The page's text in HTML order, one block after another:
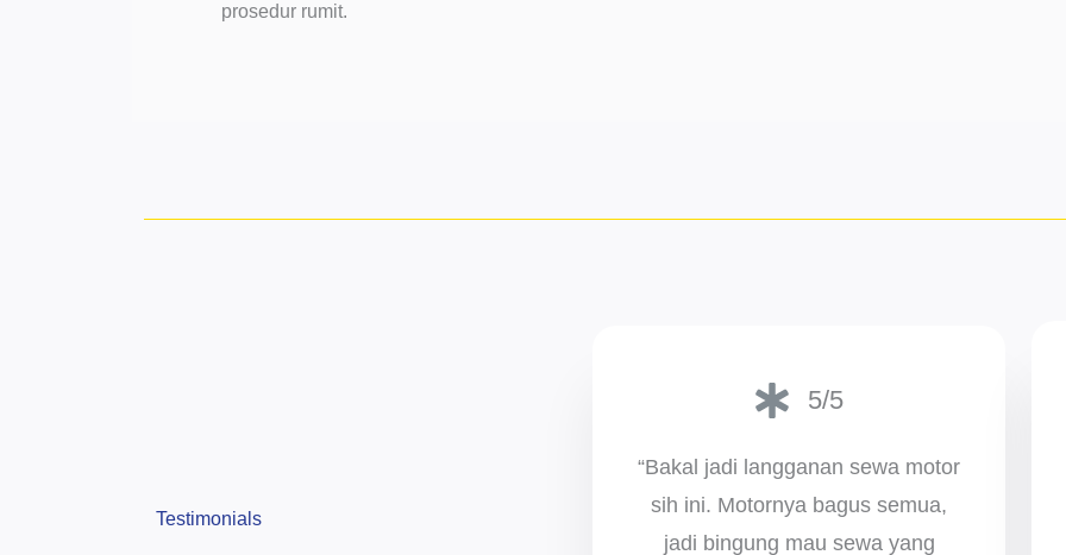
prosedur rumit.
Testimonials
5/5
“Bakal jadi langganan sewa motor
sih ini. Motornya bagus semua,
jadi bingung mau sewa yang